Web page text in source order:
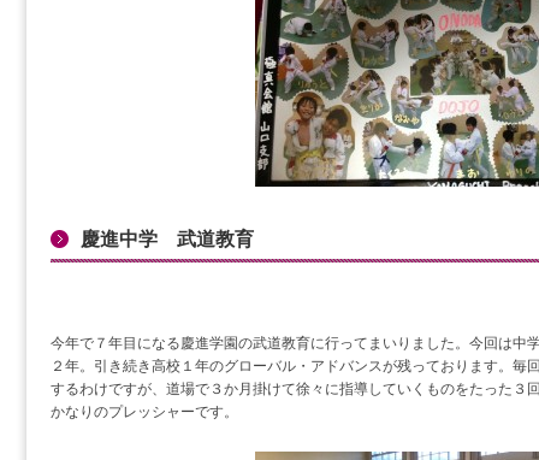
慶進中学 武道教育
今年で７年目になる慶進学園の武道教育に行ってまいりました。今回は中
２年。引き続き高校１年のグローバル・アドバンスが残っております。毎
するわけですが、道場で３か月掛けて徐々に指導していくものをたった３
かなりのプレッシャーです。